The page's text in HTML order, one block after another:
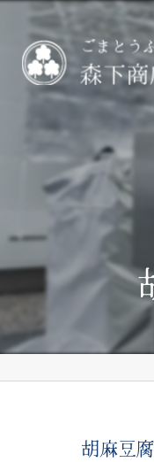
胡麻豆